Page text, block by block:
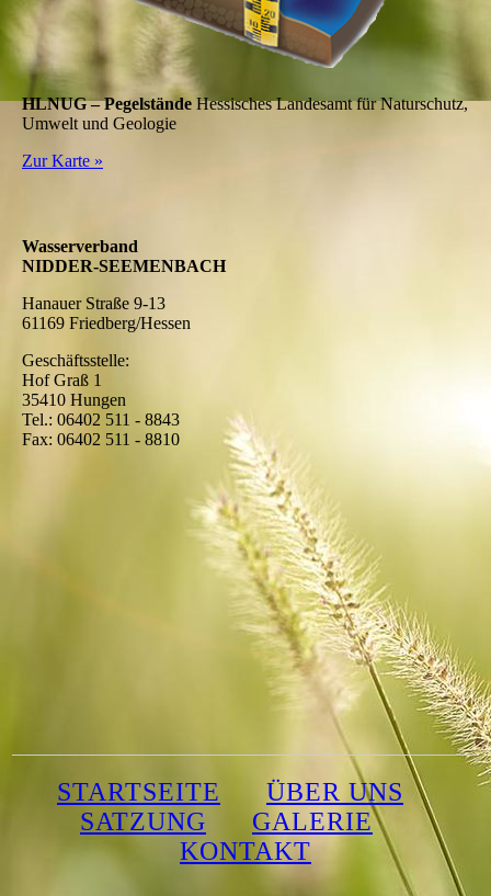
HLNUG – Pegelstände Hessisches Landesamt für Naturschutz,
Umwelt und Geologie
Zur Karte »
Wasserverband
NIDDER-SEEMENBACH
Hanauer Straße 9-13
61169 Friedberg/Hessen
Geschäftsstelle:
Hof Graß 1
35410 Hungen
Tel.: 06402 511 - 8843
Fax: 06402 511 - 8810
STARTSEITE
ÜBER UNS
SATZUNG
GALERIE
KONTAKT